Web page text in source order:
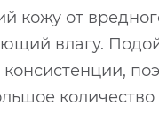
кожу от
влагу.